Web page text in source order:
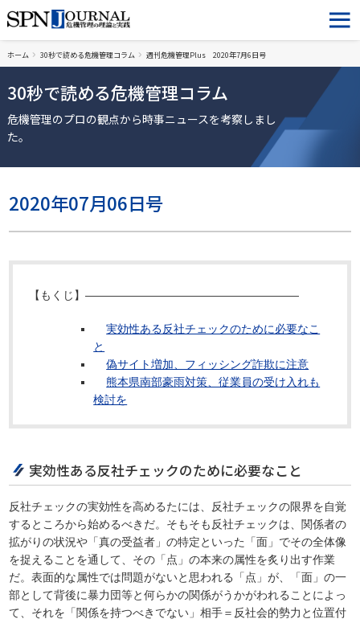
ホーム 30秒で読める危機管理コラム 週刊危機管理Plus 2020年7月6日号
30秒で読める危機管理コラム
危機管理のプロの観点から時事ニュースを考察しまし
た。
2020年07月06日号
【もくじ】―――――――――――――――――――
実効性ある反社チェックのために必要なこ
と
偽サイト増加、フィッシング詐欺に注意
熊本県南部豪雨対策、従業員の受け入れも
検討を
実効性ある反社チェックのために必要なこと
反社チェックの実効性を高めるたには、反社チェックの限界を自覚
するところから始めるべきだ。そもそも反社チェックは、関係者の
拡がりの状況や「真の受益者」の特定といった「面」でその全体像
を捉えることを通して、その「点」の本来の属性を炙り出す作業
だ。表面的な属性では問題がないと思われる「点」が、「面」の一
部として背後に暴力団等と何らかの関係がうかがわれることによっ
て、それを「関係を持つべきでない」相手＝反社会的勢力と位置付